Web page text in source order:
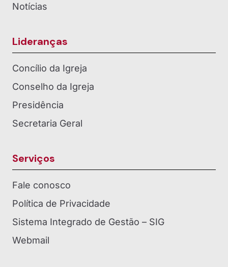
Notícias
Lideranças
Concílio da Igreja
Conselho da Igreja
Presidência
Secretaria Geral
Serviços
Fale conosco
Política de Privacidade
Sistema Integrado de Gestão – SIG
Webmail